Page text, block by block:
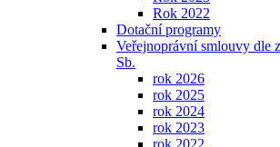
Rok 2022
Dotační programy
Veřejnoprávní smlouvy dle
Sb.
rok 2026
rok 2025
rok 2024
rok 2023
rok 2022